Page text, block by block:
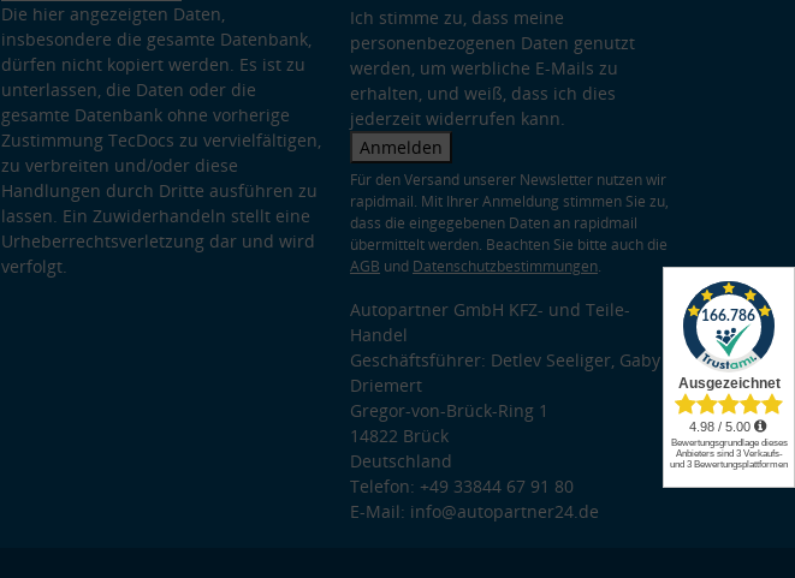
Die hier angezeigten Daten,
insbesondere die gesamte Datenbank,
dürfen nicht kopiert werden. Es ist zu
unterlassen, die Daten oder die
gesamte Datenbank ohne vorherige
Zustimmung TecDocs zu vervielfältigen,
zu verbreiten und/oder diese
Handlungen durch Dritte ausführen zu
lassen. Ein Zuwiderhandeln stellt eine
Urheberrechtsverletzung dar und wird
verfolgt.
Ich stimme zu, dass meine
personenbezogenen Daten genutzt
werden, um werbliche E-Mails zu
erhalten, und weiß, dass ich dies
jederzeit widerrufen kann.
Anmelden
Für den Versand unserer Newsletter nutzen wir
rapidmail. Mit Ihrer Anmeldung stimmen Sie zu,
dass die eingegebenen Daten an rapidmail
übermittelt werden. Beachten Sie bitte auch die
AGB und Datenschutzbestimmungen.
Autopartner GmbH KFZ- und Teile-
Handel
Geschäftsführer: Detlev Seeliger, Gaby
Driemert
Gregor-von-Brück-Ring 1
14822 Brück
Deutschland
Telefon: +49 33844 67 91 80
E-Mail: info@autopartner24.de